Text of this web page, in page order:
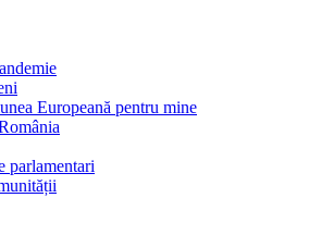
Europeană pentru mine
parlamentari